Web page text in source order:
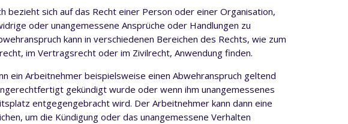
bezieht sich auf das Recht einer Person oder einer Organisation,
oder unangemessene Ansprüche oder Handlungen zu
kann in verschiedenen Bereichen des Rechts, wie zum
im Vertragsrecht oder im Zivilrecht, Anwendung finden.
ein Arbeitnehmer beispielsweise einen Abwehranspruch geltend
gekündigt wurde oder wenn ihm unangemessenes
entgegengebracht wird. Der Arbeitnehmer kann dann eine
um die Kündigung oder das unangemessene Verhalten